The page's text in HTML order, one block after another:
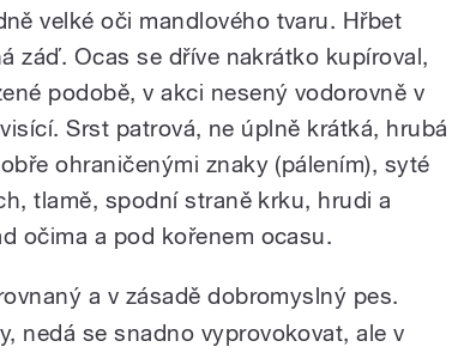
velké oči mandlového tvaru. Hřbet
záď. Ocas se dříve nakrátko kupíroval,
podobě, v akci nesený vodorovně v
Srst patrová, ne úplně krátká, hrubá
ohraničenými znaky (pálením), syté
tlamě, spodní straně krku, hrudi a
očima a pod kořenem ocasu.
a v zásadě dobromyslný pes.
nedá se snadno vyprovokovat, ale v